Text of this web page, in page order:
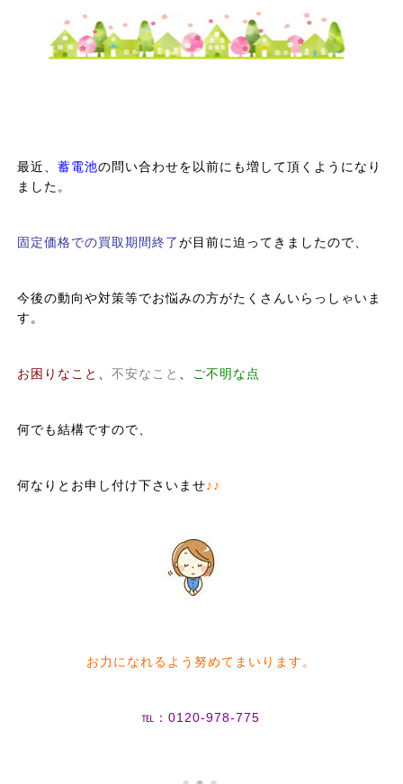
最近、 蓄電池の問い合わせを以前にも増して頂くようになり
ました。
固定価格での買取期間終了が目前に迫ってきましたので、
今後の動向や対策等でお悩みの方がたくさんいらっしゃいま
す。
お困りなこと 不安なこと ご不明な点
何でも結構ですので、
何なりとお申し付け下さいませ♪♪
お力になれるよう努めてまいります。
℡：0120-978-775